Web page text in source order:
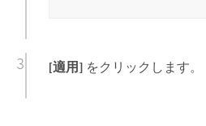
[適用]をクリックします。